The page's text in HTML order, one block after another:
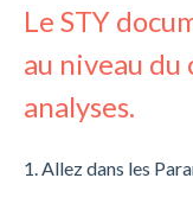
Le STY
au niveau
analyses.
1. Allez dans les